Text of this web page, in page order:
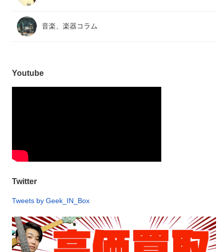
音楽、楽器コラム
Youtube
Twitter
Tweets by Geek_IN_Box